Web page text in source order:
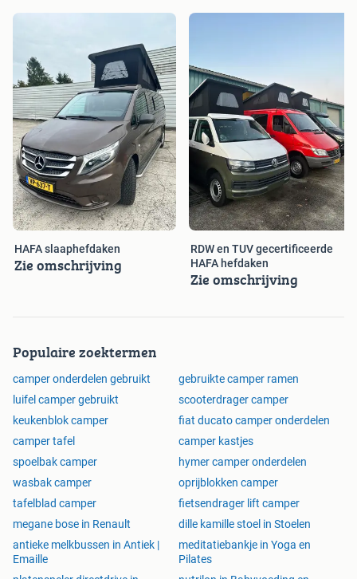
HAFA slaaphefdaken
Zie omschrijving
RDW en TUV gecertificeerde
HAFA hefdaken
Zie omschrijving
Populaire zoektermen
camper onderdelen gebruikt
gebruikte camper ramen
luifel camper gebruikt
scooterdrager camper
keukenblok camper
fiat ducato camper onderdelen
camper tafel
camper kastjes
spoelbak camper
hymer camper onderdelen
wasbak camper
oprijblokken camper
tafelblad camper
fietsendrager lift camper
megane bose in Renault
dille kamille stoel in Stoelen
antieke melkbussen in Antiek |
Emaille
meditatiebankje in Yoga en
Pilates